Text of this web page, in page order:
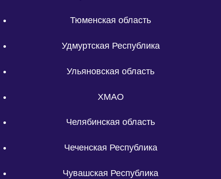
Тюменская область
Удмуртская Республика
Ульяновская область
ХМАО
Челябинская область
Чеченская Республика
Чувашская Республика